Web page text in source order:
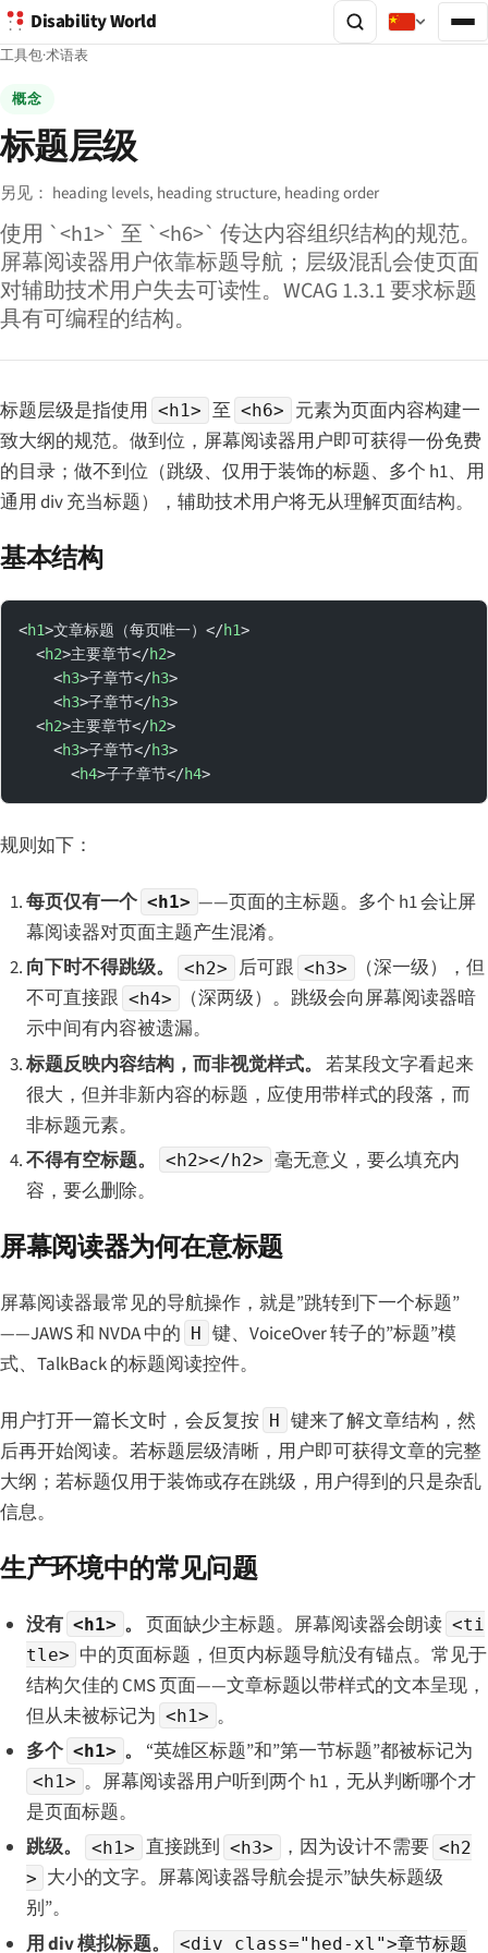
Disability World
工具包·术语表
概念
标题层级
另见： heading levels, heading structure, heading order
使用 `<h1>` 至 `<h6>` 传达内容组织结构的规范。
屏幕阅读器用户依靠标题导航；层级混乱会使页面
对辅助技术用户失去可读性。WCAG 1.3.1 要求标题
具有可编程的结构。
标题层级是指使用 <h1> 至 <h6>
元素为页面内容构建一
致大纲的规范。做到位，屏幕阅读器用户即可获得一份免费
的目录；做不到位（跳级、仅用于装饰的标题、多个 h1、用
通用 div 充当标题），辅助技术用户将无从理解页面结构。
基本结构
<h1>文章标题（每页唯一）</h1>
  <
h2>主要章节</h2>
    <
h3>子章节</h3>
    <
h3>子章节</h3>
  <
h2>主要章节</h2>
    <
h3>子章节</h3>
      <
h4>子子章节</h4>
规则如下：
每页仅有一个 <h1> ——页面的主标题。多个 h1 会让屏
幕阅读器对页面主题产生混淆。
向下时不得跳级。
<h2> 后可跟 <h3>
（深一级），但
不可直接跟 <h4>
（深两级）。跳级会向屏幕阅读器暗
示中间有内容被遗漏。
标题反映内容结构，而非视觉样式。 若某段文字看起来
很大，但并非新内容的标题，应使用带样式的段落，而
非标题元素。
不得有空标题。
<h2></h2> 毫无意义，要么填充内
容，要么删除。
屏幕阅读器为何在意标题
屏幕阅读器最常见的导航操作，就是”跳转到下一个标题”
——JAWS 和 NVDA 中的 H 键、VoiceOver 转子的”标题”模
式、TalkBack 的标题阅读控件。
用户打开一篇长文时，会反复按 H 键来了解文章结构，然
后再开始阅读。若标题层级清晰，用户即可获得文章的完整
大纲；若标题仅用于装饰或存在跳级，用户得到的只是杂乱
信息。
生产环境中的常见问题
没有 <h1> 。 页面缺少主标题。屏幕阅读器会朗读 <ti
tle> 中的页面标题，但页内标题导航没有锚点。常见于
结构欠佳的 CMS 页面——文章标题以带样式的文本呈现，
但从未被标记为 <h1> 。
多个 <h1> 。 “英雄区标题”和”第一节标题”都被标记为
<h1> 。屏幕阅读器用户听到两个 h1，无从判断哪个才
是页面标题。
跳级。
<h1> 直接跳到 <h3> ，因为设计不需要 <h2
> 大小的文字。屏幕阅读器导航会提示”缺失标题级
别”。
用 div 模拟标题。
<div class="hed-xl">章节标题